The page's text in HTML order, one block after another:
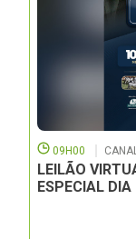
09H00
LEILÃO
ESPECIAL